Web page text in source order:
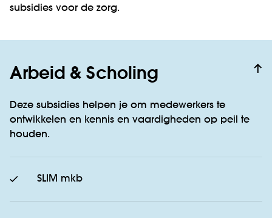
subsidies voor de zorg.
Arbeid & Scholing
Deze subsidies helpen je om medewerkers te
ontwikkelen en kennis en vaardigheden op peil te
houden.
SLIM mkb